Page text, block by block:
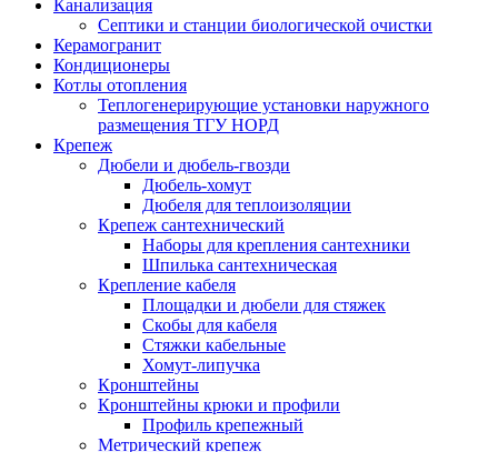
Канализация
Септики и станции биологической очистки
Керамогранит
Кондиционеры
Котлы отопления
Теплогенерирующие установки наружного
размещения ТГУ НОРД
Крепеж
Дюбели и дюбель-гвозди
Дюбель-хомут
Дюбеля для теплоизоляции
Крепеж сантехнический
Наборы для крепления сантехники
Шпилька сантехническая
Крепление кабеля
Площадки и дюбели для стяжек
Скобы для кабеля
Стяжки кабельные
Хомут-липучка
Кронштейны
Кронштейны крюки и профили
Профиль крепежный
Метрический крепеж